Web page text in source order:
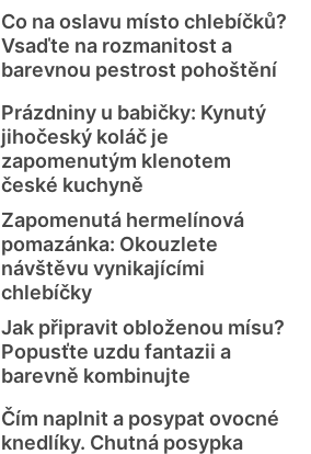
Co na oslavu místo chlebíčků?
Vsaďte na rozmanitost a
barevnou pestrost pohoštění
Prázdniny u babičky: Kynutý
jihočeský koláč je
zapomenutým klenotem
české kuchyně
Zapomenutá hermelínová
pomazánka: Okouzlete
návštěvu vynikajícími
chlebíčky
Jak připravit obloženou mísu?
Popusťte uzdu fantazii a
barevně kombinujte
Čím naplnit a posypat ovocné
knedlíky. Chutná posypka